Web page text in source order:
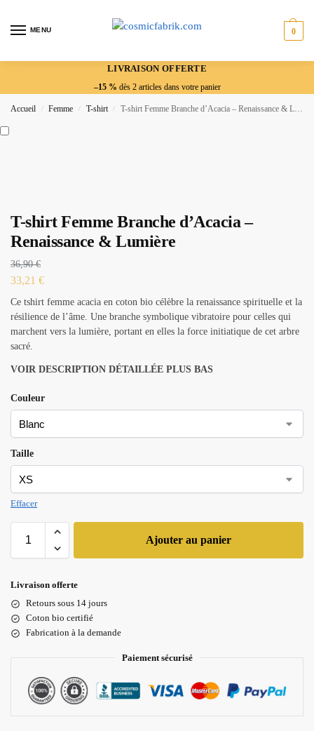
MENU 0
LIVRAISON OFFERTE
–15 % dès 2 articles dans votre panier
Accueil / Femme / T-shirt / T-shirt Femme Branche d’Acacia – Renaissance & Lumière
T-shirt Femme Branche d’Acacia –
Renaissance & Lumière
36,90€
33,21 €
Ce tshirt femme acacia en coton bio célèbre la renaissance spirituelle et la
résilience de l’âme. Une branche symbolique vibratoire pour celles qui
marchent vers la lumière, portant en elles la force initiatique de cet arbre
sacré.
VOIR DESCRIPTION DÉTAILLÉE PLUS BAS
Couleur
Taille
Effacer
Ajouter au panier
Livraison offerte
Retours sous 14 jours
Coton bio certifié
Fabrication à la demande
Paiement sécurisé